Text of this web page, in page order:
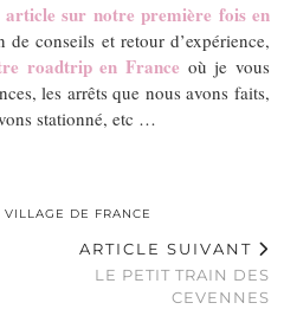
article sur notre première fois en
conseils et retour d’expérience,
roadtrip en France où je vous
les arrêts que nous avons faits,
stationné, etc …
VILLAGE DE FRANCE
ARTICLE SUIVANT
LE PETIT TRAIN DES
CEVENNES